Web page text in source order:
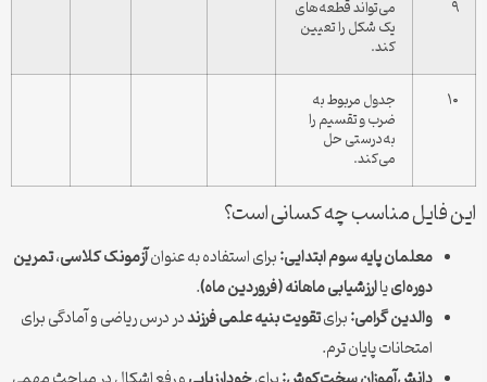
۹
می‌تواند قطعه‌های
یک شکل را تعیین
کند.
۱۰
جدول مربوط به
ضرب و تقسیم را
به‌درستی حل
می‌کند.
این فایل مناسب چه کسانی است؟
معلمان پایه سوم ابتدایی:برای استفاده به عنوانآزمونک کلاسی،تمرین
دوره‌اییاارزشیابی ماهانه (فروردین ماه).
والدین گرامی:برایتقویت بنیه علمی فرزنددر درس ریاضی و آمادگی برای
امتحانات پایان ترم.